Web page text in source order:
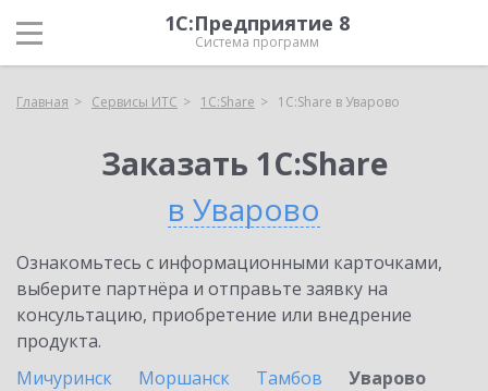
1С:Предприятие 8
Система программ
Главная Сервисы ИТС 1С:Share 1С:Share в Уварово
Заказать 1С:Share
в Уварово
Ознакомьтесь с информационными карточками,
выберите партнёра и отправьте заявку на
консультацию, приобретение или внедрение
продукта.
Мичуринск
Моршанск Тамбов
Уварово